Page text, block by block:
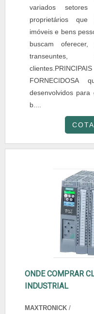
variados
proprietários
imóveis e bens
buscam
transeuntes,
FORNECIDOSA
desenvolvidos
b....
ONDE COMPRAR
INDUSTRIAL
MAXTRONICK /